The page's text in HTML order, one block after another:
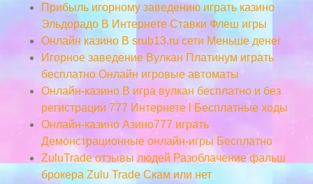
Прибыль игорному заведению играть казино
Эльдорадо В Интернете Ставки Флеш игры
Онлайн казино В srub13.ru сети Меньше денег
Игорное заведение Вулкан Платинум играть
бесплатно Онлайн игровые автоматы
Онлайн-казино В игра вулкан бесплатно и без
регистрации 777 Интернете l Бесплатные ходы
Онлайн-казино Азино777 играть
Демонстрационные онлайн-игры Бесплатно
ZuluTrade отзывы людей Разоблачение фальш
брокера Zulu Trade Скам или нет